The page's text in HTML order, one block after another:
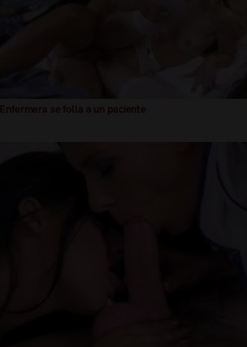
Enfermera se folla a un paciente